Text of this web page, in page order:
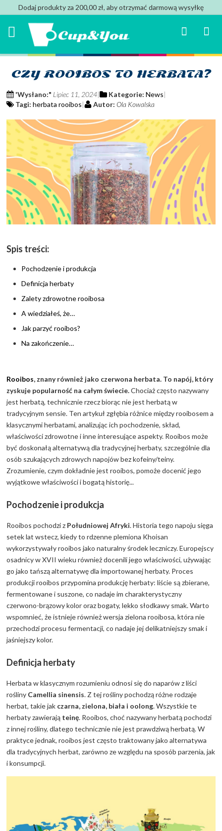
Dodaj produkty za 200,00 zł, aby otrzymać darmową wysyłkę
Mój
Search
CZY ROOIBOS TO HERBATA?
'Wysłano:" Lipiec 11, 2024 Kategorie: News
Tagi: herbata rooibos Autor: Ola Kowalska
Spis treści:
Pochodzenie i produkcja
Definicja herbaty
Zalety zdrowotne rooibosa
A wiedziałeś, że…
Jak parzyć rooibos?
Na zakończenie…
Rooibos, znany również jako czerwona herbata. To napój, który
zyskuje popularność na całym świecie.Chociaż często nazywany
jest herbatą, technicznie rzecz biorąc nie jest herbatą w
tradycyjnym sensie. Ten artykuł zgłębia różnice między rooibosem a
klasycznymi herbatami, analizując ich pochodzenie, skład,
właściwości zdrowotne i inne interesujące aspekty. Rooibos może
być doskonałą alternatywą dla tradycyjnej herbaty, szczególnie dla
osób szukających zdrowych napojów bez kofeiny/teiny.
Zrozumienie, czym dokładnie jest rooibos, pomoże docenić jego
wyjątkowe właściwości i bogatą historię...
Pochodzenie i produkcja
Rooibos pochodzi z Południowej Afryki. Historia tego napoju sięga
setek lat wstecz, kiedy to rdzenne plemiona Khoisan
wykorzystywały rooibos jako naturalny środek leczniczy. Europejscy
osadnicy w XVII wieku również docenili jego właściwości, używając
go jako tańszą alternatywę dla importowanej herbaty. Proces
produkcji rooibos przypomina produkcję herbaty: liście są zbierane,
fermentowane i suszone, co nadaje im charakterystyczny
czerwono-brązowy kolor oraz bogaty, lekko słodkawy smak. Warto
wspomnieć, że istnieje również wersja zielona rooibosa, która nie
przechodzi procesu fermentacji, co nadaje jej delikatniejszy smak i
jaśniejszy kolor.
Definicja herbaty
Herbata w klasycznym rozumieniu odnosi się do naparów z liści
rośliny Camellia sinensis. Z tej rośliny pochodzą różne rodzaje
herbat, takie jak czarna, zielona, biała i oolong. Wszystkie te
herbaty zawierają teinę. Rooibos, choć nazywany herbatą pochodzi
z innej rośliny, dlatego technicznie nie jest prawdziwą herbatą. W
praktyce jednak, rooibos jest często traktowany jako alternatywa
dla tradycyjnych herbat, zarówno ze względu na sposób parzenia, jak
i konsumpcji.